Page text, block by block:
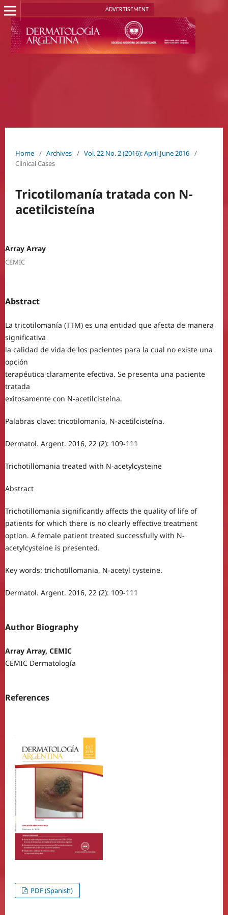
ADVERTISEMENT
Home / Archives / Vol. 22 No. 2 (2016): April-June 2016 /
Clinical Cases
Tricotilomanía tratada con N-
acetilcisteína
Array Array
CEMIC
Abstract
La tricotilomanía (TTM) es una entidad que afecta de manera
significativa
la calidad de vida de los pacientes para la cual no existe una
opción
terapéutica claramente efectiva. Se presenta una paciente
tratada
exitosamente con N-acetilcisteína.
Palabras clave: tricotilomanía, N-acetilcisteína.
Dermatol. Argent. 2016, 22 (2): 109-111
Trichotillomania treated with N-acetylcysteine
Abstract
Trichotillomania significantly affects the quality of life of
patients for which there is no clearly effective treatment
option. A female patient treated successfully with N-
acetylcysteine is presented.
Key words: trichotillomania, N-acetyl cysteine.
Dermatol. Argent. 2016, 22 (2): 109-111
Author Biography
Array Array, CEMIC
CEMIC Dermatología
References
PDF (Spanish)